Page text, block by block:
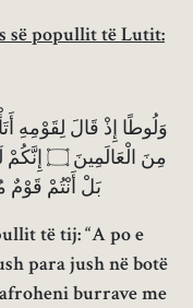
së popullit të Lutit:
وَلُوطًا إِذْ قَالَ لِقَوْمِهِ
مِنَ
بَلْ أَنْتُمْ قَوْمٌ
të tij: “A po e
para jush në botë
burrave me